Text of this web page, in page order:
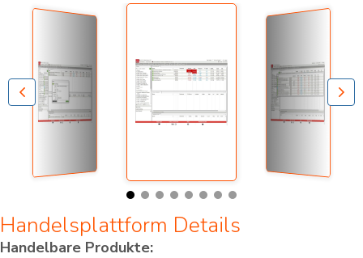
Handelsplattform Details
Handelbare Produkte: